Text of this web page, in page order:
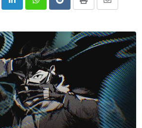
LinkedInWhatsappRedditPrint
Share
Email